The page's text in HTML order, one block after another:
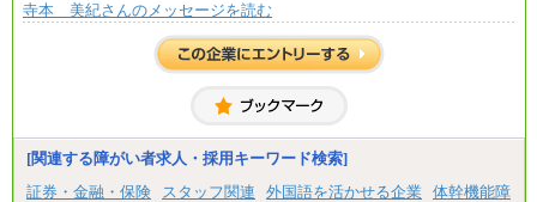
寺本 美紀さんのメッセージを読む
[関連する障がい者求人・採用キーワード検索]
証券・金融・保険
スタッフ関連 外国語を活かせる企業
体幹機能障